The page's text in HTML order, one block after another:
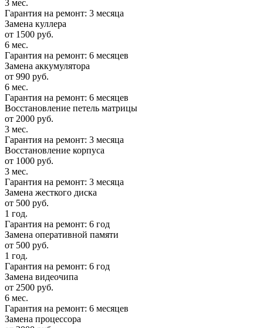
3 мес.
Гарантия на ремонт: 3 месяца
Замена куллера
от 1500 руб.
6 мес.
Гарантия на ремонт: 6 месяцев
Замена аккумулятора
от 990 руб.
6 мес.
Гарантия на ремонт: 6 месяцев
Восстановление петель матрицы
от 2000 руб.
3 мес.
Гарантия на ремонт: 3 месяца
Восстановление корпуса
от 1000 руб.
3 мес.
Гарантия на ремонт: 3 месяца
Замена жесткого диска
от 500 руб.
1 год.
Гарантия на ремонт: 6 год
Замена оперативной памяти
от 500 руб.
1 год.
Гарантия на ремонт: 6 год
Замена видеочипа
от 2500 руб.
6 мес.
Гарантия на ремонт: 6 месяцев
Замена процессора